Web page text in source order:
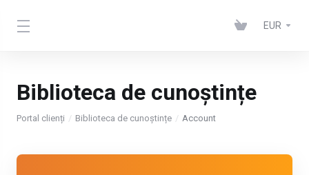
EUR
Biblioteca de cunoștințe
Portal clienți Biblioteca de cunoștințe Account